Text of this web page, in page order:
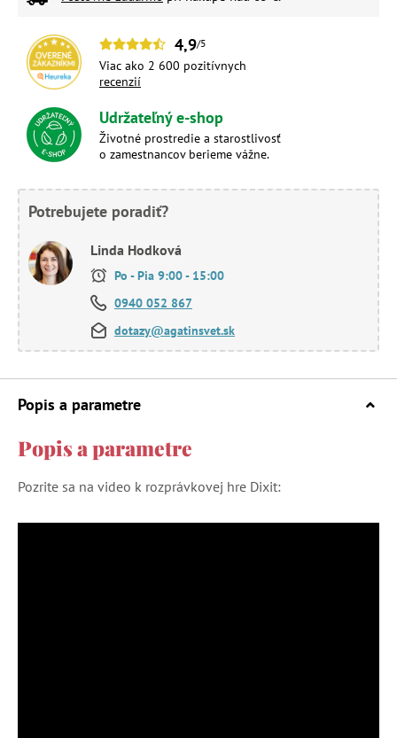
4,9/5
Viac ako 2 600 pozitívnych
recenzií
Udržateľný e-shop
Životné prostredie a starostlivosť
o zamestnancov berieme vážne.
Potrebujete poradiť?
Linda Hodková
Po - Pia 9:00 - 15:00
0940 052 867
dotazy@agatinsvet.sk
Popis a parametre
Popis a parametre
Pozrite sa na video k rozprávkovej hre Dixit: